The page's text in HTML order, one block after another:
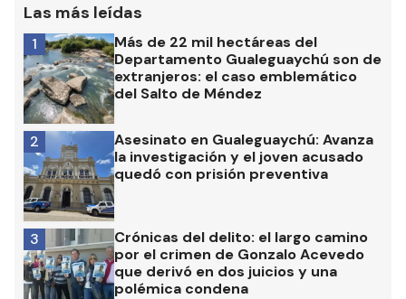
Las más leídas
Más de 22 mil hectáreas del
Departamento Gualeguaychú son de
extranjeros: el caso emblemático
del Salto de Méndez
1
Asesinato en Gualeguaychú: Avanza
la investigación y el joven acusado
quedó con prisión preventiva
2
Crónicas del delito: el largo camino
por el crimen de Gonzalo Acevedo
que derivó en dos juicios y una
polémica condena
3